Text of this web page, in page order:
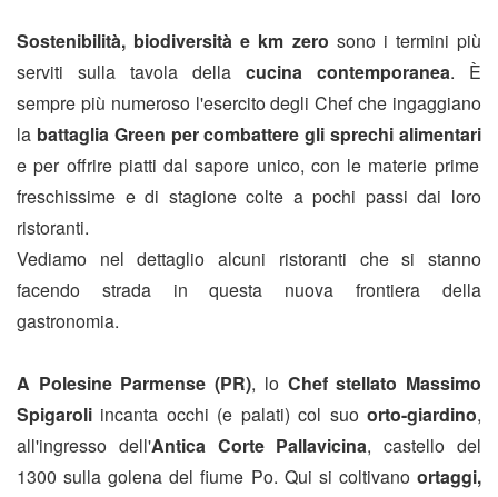
Sostenibilità, biodiversità e km zero sono i termini più
serviti sulla tavola della cucina contemporanea. È
sempre più numeroso l'esercito degli Chef che ingaggiano
la battaglia Green per combattere gli sprechi alimentari
e per offrire piatti dal sapore unico, con le materie prime
freschissime e di stagione colte a pochi passi dai loro
ristoranti.
Vediamo nel dettaglio alcuni ristoranti che si stanno
facendo strada in questa nuova frontiera della
gastronomia.
A Polesine Parmense (PR), lo Chef stellato Massimo
Spigaroli incanta occhi (e palati) col suoorto-giardino,
all'ingresso dell'Antica Corte Pallavicina, castello del
1300 sulla golena del fiume Po. Qui si coltivanoortaggi,